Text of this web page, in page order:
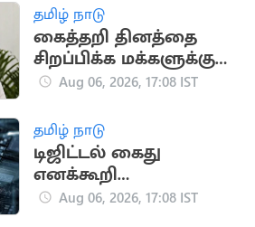
தமிழ் நாடு
கைத்தறி தினத்தை
சிறப்பிக்க மக்களுக்கு
பிரதமர் மோடி
Aug 06, 2026, 17:08 IST
தமிழ் நாடு
டிஜிட்டல் கைது
எனக்கூறி
முதியவரிடம் ரூ.46.50
Aug 06, 2026, 17:08 IST